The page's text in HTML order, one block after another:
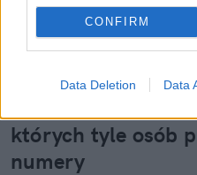
CONFIRM
Data Deletion Data
których tyle osób
numery